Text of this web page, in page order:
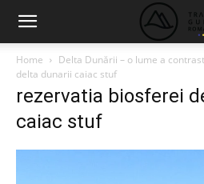
Home Delta Dunării – o lume a
delta dunarii caiac stuf
rezervatia biosferei
caiac stuf